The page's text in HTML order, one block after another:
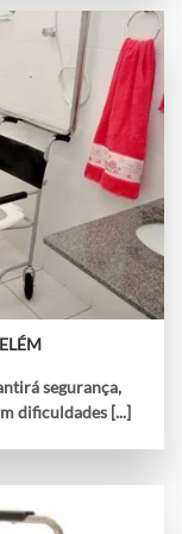
segurança,
dificuldades [...]